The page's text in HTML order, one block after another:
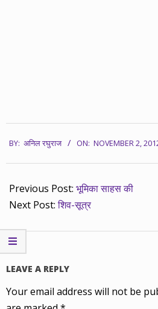
11-
02
BY: अनिल रघुराज ON: NOVEMBER 2,
Previous Post: भूमिका साहस की
Next Post:शिव-सूत्र
LEAVE A REPLY
Your email address will not be